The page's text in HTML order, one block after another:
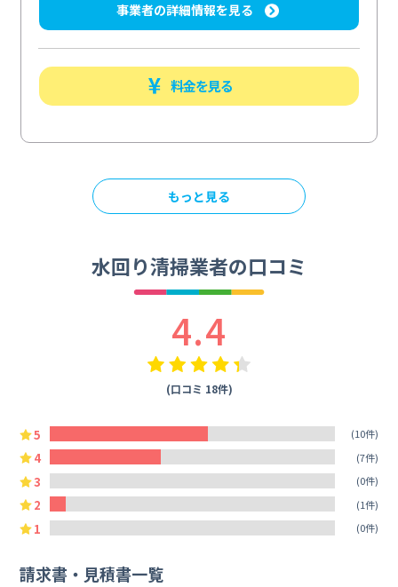
事業者の詳細情報を見る
料金を見る
もっと見る
水回り清掃業者の口コミ
4.4
(口コミ 18件)
5 (10件)
4 (7件)
3 (0件)
2 (1件)
1 (0件)
請求書・見積書一覧